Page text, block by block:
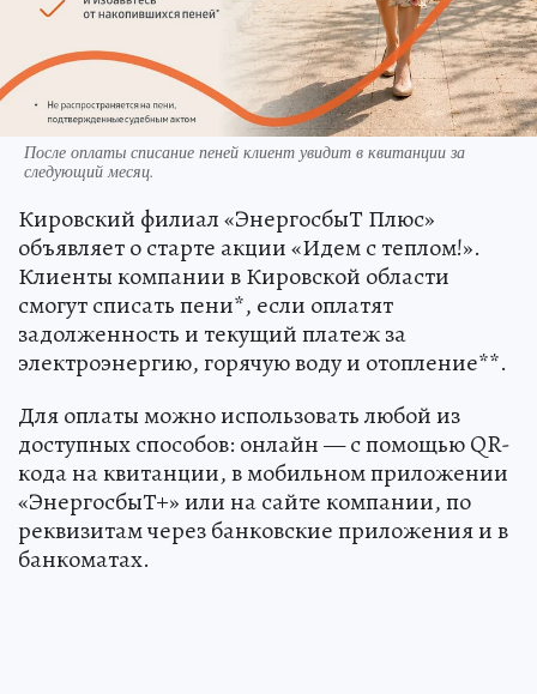
После оплаты списание пеней клиент увидит в квитанции за
следующий месяц.
Кировский филиал «ЭнергосбыТ Плюс»
объявляет о старте акции «Идем с теплом!».
Клиенты компании в Кировской области
смогут списать пени*, если оплатят
задолженность и текущий платеж за
электроэнергию, горячую воду и отопление**.
Для оплаты можно использовать любой из
доступных способов: онлайн — с помощью QR-
кода на квитанции, в мобильном приложении
«ЭнергосбыТ+» или на сайте компании, по
реквизитам через банковские приложения и в
банкоматах.